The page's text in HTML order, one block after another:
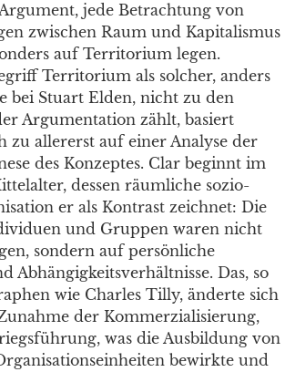
jede Betrachtung von
zwischen Raum und Kapitalismus
auf Territorium legen.
Territorium als solcher, anders
bei Stuart Elden, nicht zu den
Argumentation zählt, basiert
zu allererst auf einer Analyse der
des Konzeptes. Clar beginnt im
dessen räumliche sozio-
er als Kontrast zeichnet: Die
und Gruppen waren nicht
sondern auf persönliche
Abhängigkeitsverhältnisse. Das, so
wie Charles Tilly, änderte sich
der Kommerzialisierung,
was die Ausbildung von
bewirkte und